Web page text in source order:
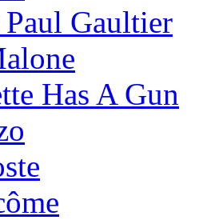
Paul Gaultier
Has A Gun